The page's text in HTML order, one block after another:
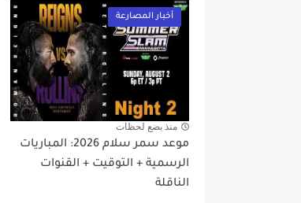
أخبار المصارعة
منذ بضع لحظات
موعد سمر سلام 2026: المباريات
الرسمية + التوقيت + القنوات
الناقلة